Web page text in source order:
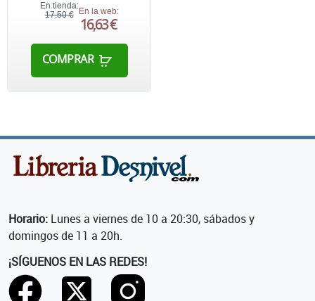
En tienda:
17,50 € En la web:
16,63 €
COMPRAR
Horario: Lunes a viernes de 10 a 20:30, sábados y
domingos de 11 a 20h.
¡SÍGUENOS EN LAS REDES!